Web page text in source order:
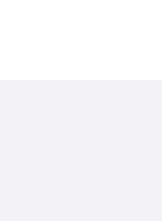
60 min – efect